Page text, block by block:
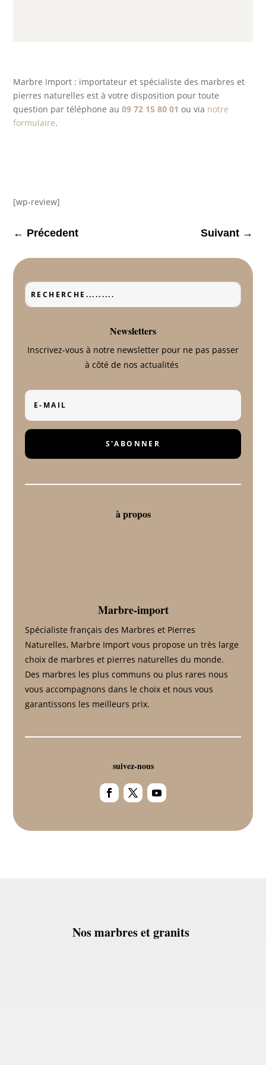
Marbre Import : importateur et spécialiste des marbres et
pierres naturelles est à votre disposition pour toute
question par téléphone au09 72 15 80 01 ou via notre
formulaire.
[wp-review]
← Précedent Suivant →
Newsletters
Inscrivez-vous à notre newsletter pour ne pas passer
à côté de nos actualités
S'ABONNER
à propos
Marbre-import
Spécialiste français des Marbres et Pierres
Naturelles, Marbre Import vous propose un très large
choix de marbres et pierres naturelles du monde.
Des marbres les plus communs ou plus rares nous
vous accompagnons dans le choix et nous vous
garantissons les meilleurs prix.
suivez-nous
Nos marbres et granits